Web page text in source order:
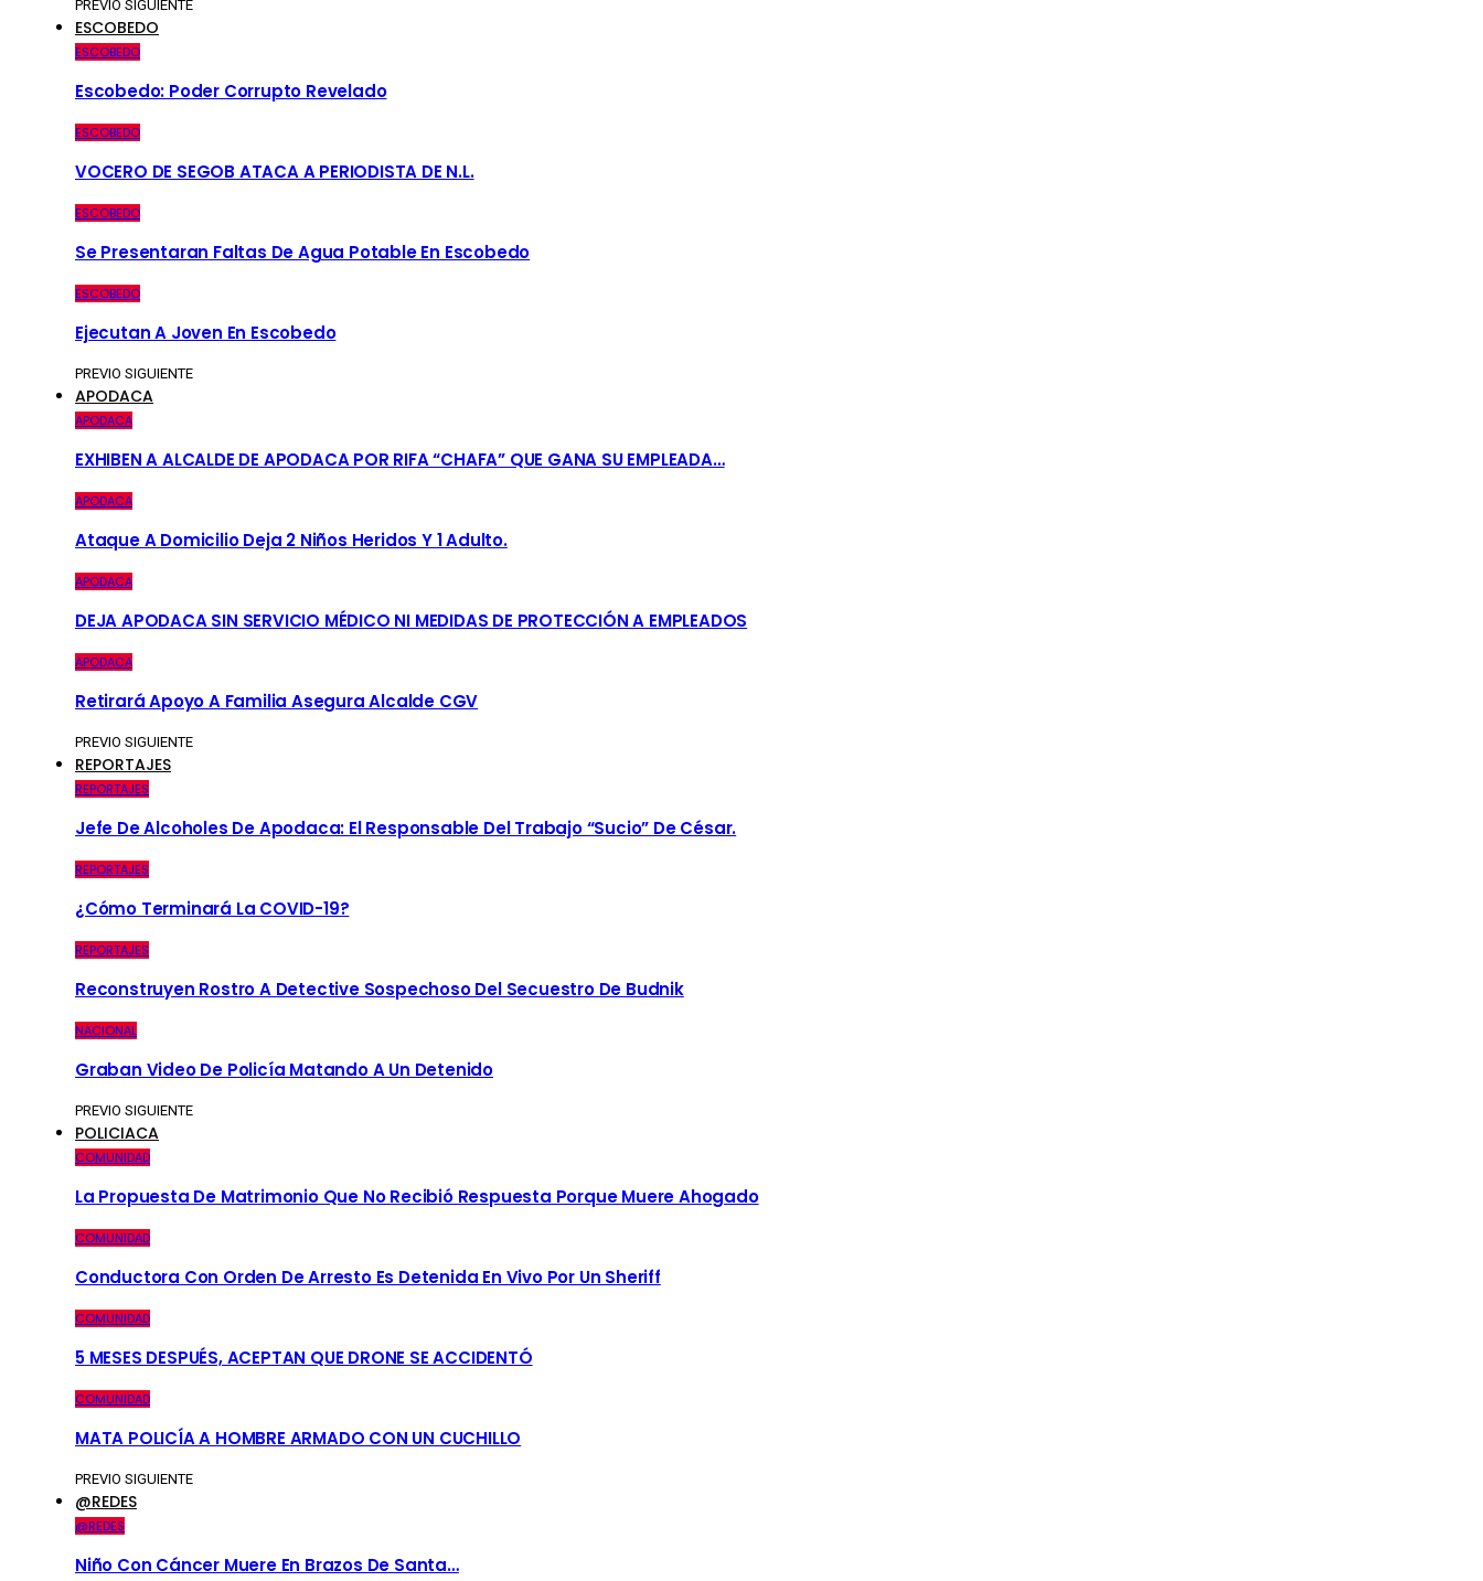
PREVIO SIGUIENTE
ESCOBEDO
ESCOBEDO
Escobedo: Poder Corrupto Revelado
ESCOBEDO
VOCERO DE SEGOB ATACA A PERIODISTA DE N.L.
ESCOBEDO
Se Presentaran Faltas De Agua Potable En Escobedo
ESCOBEDO
Ejecutan A Joven En Escobedo
PREVIO SIGUIENTE
APODACA
APODACA
EXHIBEN A ALCALDE DE APODACA POR RIFA “CHAFA” QUE GANA SU EMPLEADA…
APODACA
Ataque A Domicilio Deja 2 Niños Heridos Y 1 Adulto.
APODACA
DEJA APODACA SIN SERVICIO MÉDICO NI MEDIDAS DE PROTECCIÓN A EMPLEADOS
APODACA
Retirará Apoyo A Familia Asegura Alcalde CGV
PREVIO SIGUIENTE
REPORTAJES
REPORTAJES
Jefe De Alcoholes De Apodaca: El Responsable Del Trabajo “sucio” De César.
REPORTAJES
¿Cómo Terminará La COVID-19?
REPORTAJES
Reconstruyen Rostro A Detective Sospechoso Del Secuestro De Budnik
NACIONAL
Graban Video De Policía Matando A Un Detenido
PREVIO SIGUIENTE
POLICIACA
COMUNIDAD
La Propuesta De Matrimonio Que No Recibió Respuesta Porque Muere Ahogado
COMUNIDAD
Conductora Con Orden De Arresto Es Detenida En Vivo Por Un Sheriff
COMUNIDAD
5 MESES DESPUÉS, ACEPTAN QUE DRONE SE ACCIDENTÓ
COMUNIDAD
MATA POLICÍA A HOMBRE ARMADO CON UN CUCHILLO
PREVIO SIGUIENTE
@REDES
@REDES
Niño Con Cáncer Muere En Brazos De Santa…